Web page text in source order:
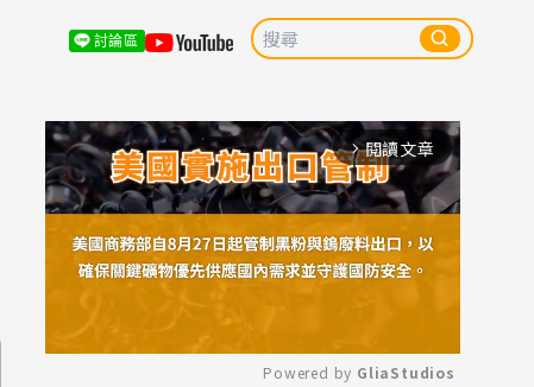
討論區
arrow_forward_ios 閱讀文章
Powered by GliaStudios